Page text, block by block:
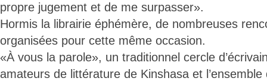
propre jugement et de me surpasser».
Hormis la librairie éphémère, de nombreuses
organisées pour cette même occasion.
«À vous la parole», un traditionnel cercle
amateurs de littérature de Kinshasa et